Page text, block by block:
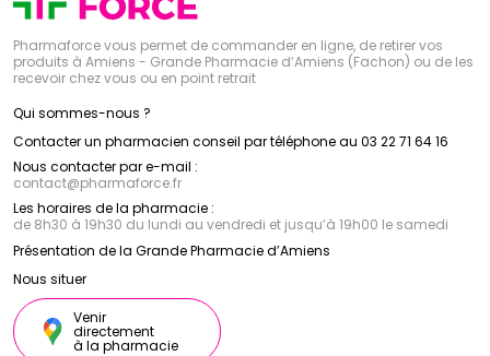
Pharmaforce vous permet de commander en ligne, de retirer vos
produits à Amiens - Grande Pharmacie d’Amiens (Fachon) ou de les
recevoir chez vous ou en point retrait
Qui sommes-nous ?
Contacter un pharmacien conseil par téléphone au 03 22 71 64 16
Nous contacter par e-mail :
contact@pharmaforce.fr
Les horaires de la pharmacie :
de 8h30 à 19h30 du lundi au vendredi et jusqu’à 19h00 le samedi
Présentation de la Grande Pharmacie d’Amiens
Nous situer
Venir
directement
à la pharmacie